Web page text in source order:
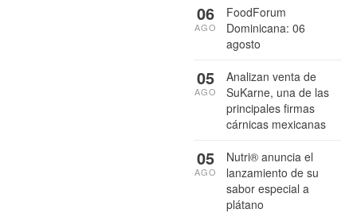
FoodForum
Dominicana: 06
agosto
06
AGO
Analizan venta de
SuKarne, una de las
principales firmas
cárnicas mexicanas
05
AGO
Nutri® anuncia el
lanzamiento de su
sabor especial a
plátano
05
AGO